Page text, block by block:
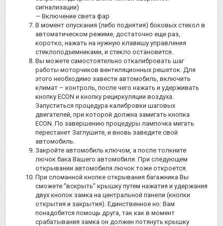
сигнализации)
— Включение света фар
В момент опускания (либо поднятия) боковых стекол в
автоматическом режиме, достаточно еще раз,
коротко, нажать на нужную клавишу управления
стеклоподъемниками, и стекло остановится.
Вы можете самостоятельно откалибровать шаг
работы моторчиков вентиляционных решеток. Для
этого необходимо завести автомобиль, включить
климат – контроль, после чего нажать и удерживать
кнопку ECON и кнопку рециркуляции воздуха.
Запуститься процедура калибровки шаговых
двигателей, при которой должна замигать кнопка
ECON. По завершению процедуры лампочка мигать
перестанет Заглушите, и вновь заведите свой
автомобиль.
Закройте автомобиль ключом, а после толкните
лючок бака Вашего автомобиля. При следующем
открывании автомобиля лючок тоже откроется.
При сломанной кнопке открывания багажника Вы
сможете “вскрыть” крышку путем нажатия и удержания
двух кнопок замка на центральной панели (кнопки
открытия и закрытия). Единственное но: Вам
понадобится помощь друга, так как в момент
срабатывания замка он должен потянуть крышку